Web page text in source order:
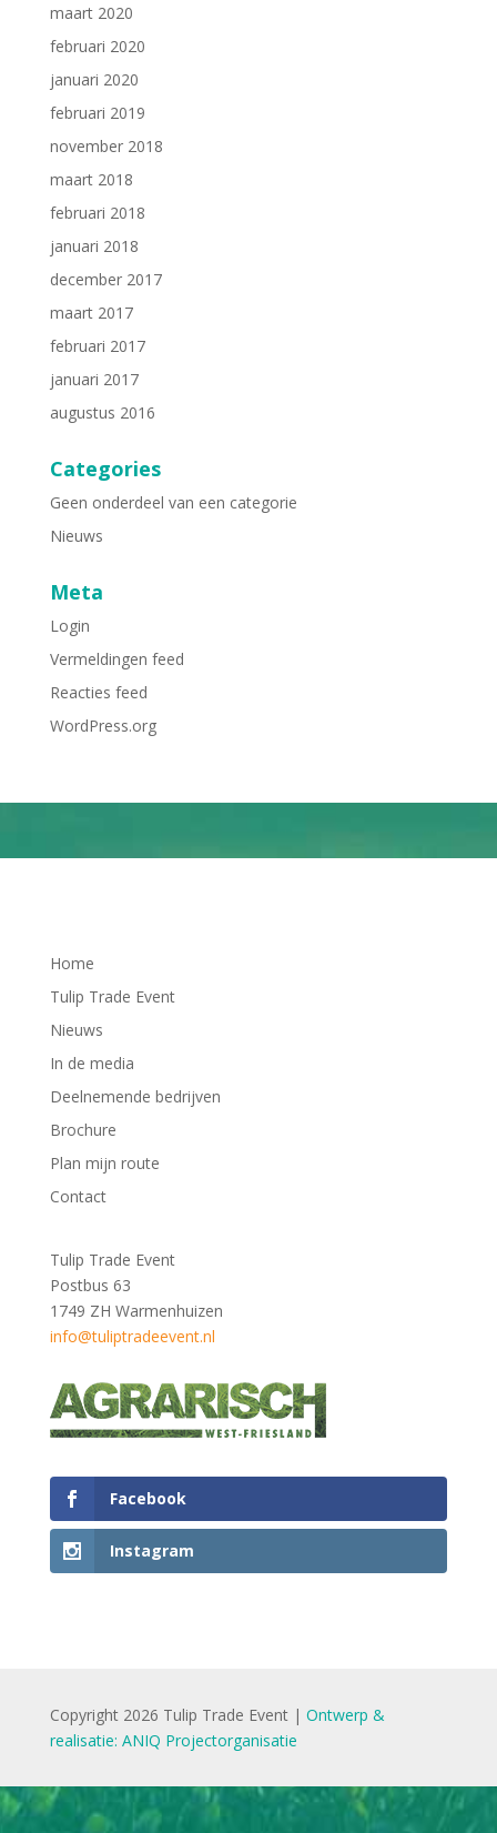
maart 2020
februari 2020
januari 2020
februari 2019
november 2018
maart 2018
februari 2018
januari 2018
december 2017
maart 2017
februari 2017
januari 2017
augustus 2016
Categories
Geen onderdeel van een categorie
Nieuws
Meta
Login
Vermeldingen feed
Reacties feed
WordPress.org
Home
Tulip Trade Event
Nieuws
In de media
Deelnemende bedrijven
Brochure
Plan mijn route
Contact
Tulip Trade Event
Postbus 63
1749 ZH Warmenhuizen
info@tuliptradeevent.nl
Facebook
Instagram
Copyright 2026 Tulip Trade Event | Ontwerp &
realisatie: ANIQ Projectorganisatie